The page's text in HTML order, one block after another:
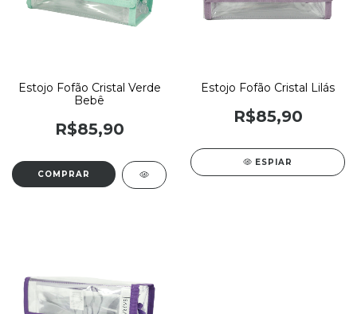
Estojo Fofão Cristal Verde
Bebê
R$85,90
Estojo Fofão Cristal Lilás
R$85,90
ESPIAR